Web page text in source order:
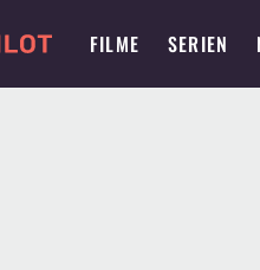
FILME SERIEN